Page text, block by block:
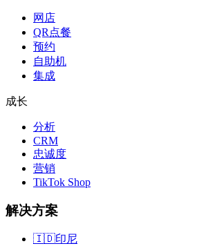
网店
QR点餐
预约
自助机
集成
成长
分析
CRM
忠诚度
营销
TikTok Shop
解决方案
🇮🇩印尼